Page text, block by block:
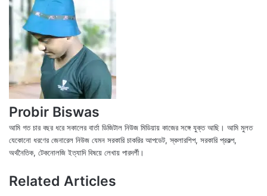
Probir Biswas
আমি গত চার বছর ধরে সকালের বার্তা ডিজিটাল নিউজ মিডিয়ায় কাজের সঙ্গে যুক্ত আছি। আমি মুলত
যেকোনো ধরণের জেনারেল নিউজ যেমন সরকারি চাকরির আপডেট, স্কলারশিপ, সরকারি প্রকল্প,
অর্থনৈতিক, টেকনোলজি ইত্যাদি বিষয়ে লেখায় পারদর্শী।
Related Articles